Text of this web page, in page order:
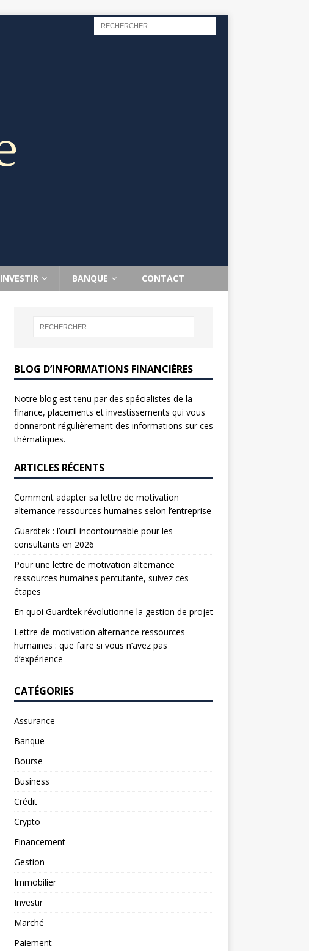
INVESTIR BANQUE CONTACT
BLOG D’INFORMATIONS FINANCIÈRES
Notre blog est tenu par des spécialistes de la
finance, placements et investissements qui vous
donneront régulièrement des informations sur ces
thématiques.
ARTICLES RÉCENTS
Comment adapter sa lettre de motivation
alternance ressources humaines selon l’entreprise
Guardtek : l’outil incontournable pour les
consultants en 2026
Pour une lettre de motivation alternance
ressources humaines percutante, suivez ces
étapes
En quoi Guardtek révolutionne la gestion de projet
Lettre de motivation alternance ressources
humaines : que faire si vous n’avez pas
d’expérience
CATÉGORIES
Assurance
Banque
Bourse
Business
Crédit
Crypto
Financement
Gestion
Immobilier
Investir
Marché
Paiement